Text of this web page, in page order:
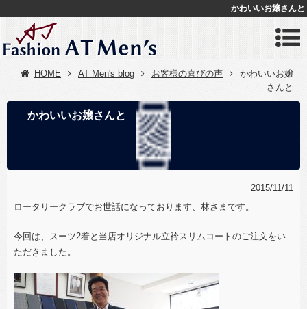
かわいいお嬢さんと
HOME AT Men's blog お客様の喜びの声
かわいいお嬢
さんと
かわいいお嬢さんと
2015/11/11
ロータリークラブでお世話になっております、林さまです。
今回は、スーツ2着と当店オリジナル立衿スリムコートのご注文をい
ただきました。